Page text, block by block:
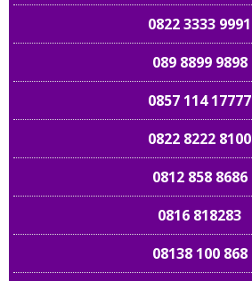
0822 3333 9991
089 8899 9898
0857 114 17777
0822 8222 8100
0812 858 8686
0816 818283
08138 100 868